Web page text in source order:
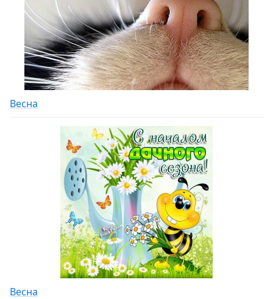
Весна
Весна